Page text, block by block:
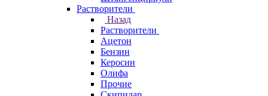
Растворители
Назад
Растворители
Ацетон
Бензин
Керосин
Олифа
Прочие